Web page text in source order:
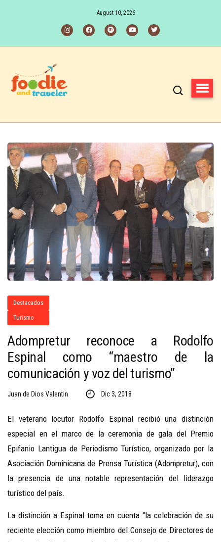
August 10, 2026
Destacados
Turismo
Adompretur reconoce a Rodolfo
Espinal como “maestro de la
comunicación y voz del turismo”
Juan de Dios Valentin Dic 3, 2018
El veterano locutor Rodolfo Espinal recibió una distinción
especial en el marco de la ceremonia de gala del Premio
Epifanio Lantigua de Periodismo Turístico, organizado por la
Asociación Dominicana de Prensa Turística (Adompretur), con
la presencia de una notable representación del liderazgo
turístico del país.
La distinción a Espinal toma en cuenta “la celebración de su
reciente elección como miembro del Consejo de Directores de